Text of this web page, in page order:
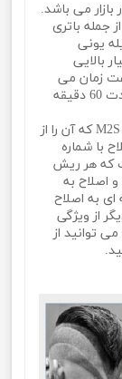
می باشد.
جمله باتری
یونی
بالایی
کامل این دستگاه 3 الی 5 ساعت زمان می
برد. پس از شارژ شدن کامل می توانید از آن به مدت 60 دقیقه
یکی از ویژگی های ماشین اصلاح پاناسونیک مدل M2S که آن را از
با شماره
که هر ریش
اصلاح به
به اصلاح
از ویژگی
توانید از